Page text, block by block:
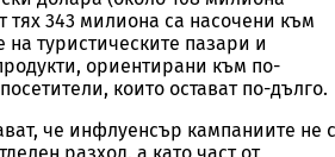
тях 343 милиона са насочени към
туристическите пазари и
ориентирани към по-
които остават по-дълго.
че инфлуенсър кампаниите не